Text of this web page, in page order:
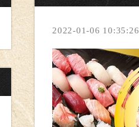
2022-01-06 10:35:26